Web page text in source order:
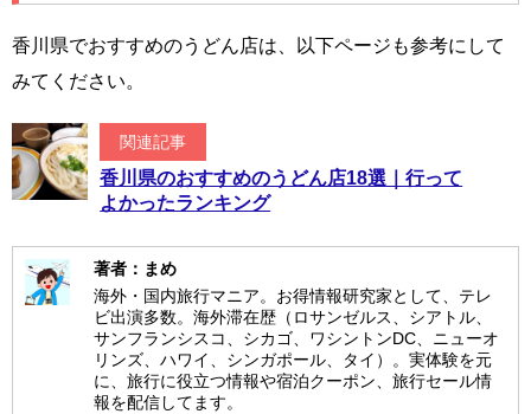
香川県でおすすめのうどん店は、以下ページも参考にして
みてください。
関連記事
香川県のおすすめのうどん店18選｜行って
よかったランキング
著者：まめ
海外・国内旅行マニア。お得情報研究家として、テレ
ビ出演多数。海外滞在歴（ロサンゼルス、シアトル、
サンフランシスコ、シカゴ、ワシントンDC、ニューオ
リンズ、ハワイ、シンガポール、タイ）。実体験を元
に、旅行に役立つ情報や宿泊クーポン、旅行セール情
報を配信してます。